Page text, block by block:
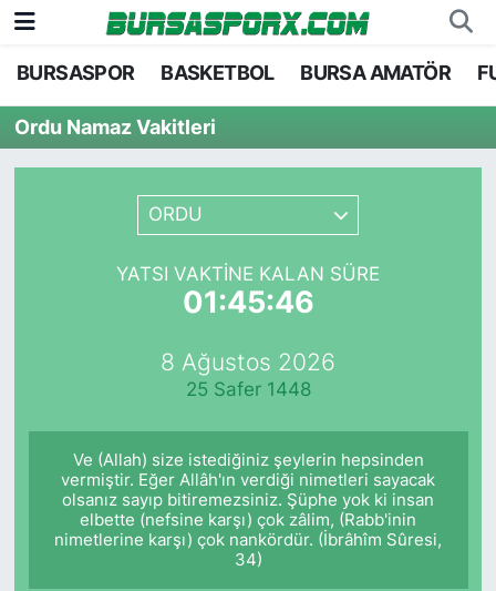
BURSASPOR BASKETBOL BURSA AMATÖR
Ordu Namaz Vakitleri
ORDU
YATSI VAKTINE KALAN SÜRE
01:45:46
8 Ağustos 2026
25 Safer 1448
Ve (Allah) size istediğiniz şeylerin hepsinden
vermiştir. Eğer Allâh'ın verdiği nimetleri sayacak
olsanız sayıp bitiremezsiniz. Şüphe yok ki insan
elbette (nefsine karşı) çok zâlim, (Rabb'inin
nimetlerine karşı) çok nankördür. (İbrâhîm Sûresi,
34)
Bursaspor
Futbol
Basketbol
Bursa Nöbetçi Eczaneler
Bursa Hava Durumu
Bursa Namaz Vakitleri
TFF 1.Lig Puan Durumu ve Fikstür
Tüm Manşetler
Haber Arşivi